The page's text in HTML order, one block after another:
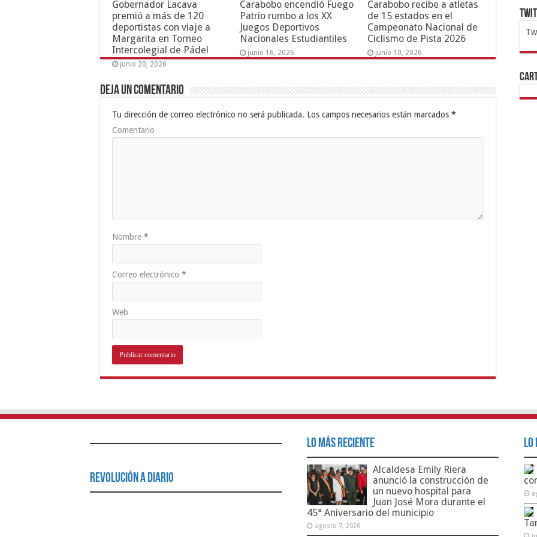
Gobernador Lacava
premió a más de 120
deportistas con viaje a
Margarita en Torneo
Intercolegial de Pádel
junio 20, 2026
Carabobo encendió Fuego
Patrio rumbo a los XX
Juegos Deportivos
Nacionales Estudiantiles
junio 16, 2026
Carabobo recibe a atletas
de 15 estados en el
Campeonato Nacional de
Ciclismo de Pista 2026
junio 10, 2026
Deja un comentario
Tu dirección de correo electrónico no será publicada. Los campos necesarios están marcados *
Comentario
Nombre *
Correo electrónico *
Web
Revolución a Diario
Lo Más Reciente
Alcaldesa Emily Riera
anunció la construcción de
un nuevo hospital para
Juan José Mora durante el
45° Aniversario del municipio
agosto 7, 2026